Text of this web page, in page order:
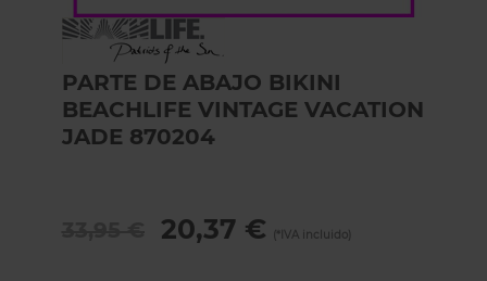
PARTE DE ABAJO BIKINI
BEACHLIFE VINTAGE VACATION
JADE 870204
20,37 €
beginning
images